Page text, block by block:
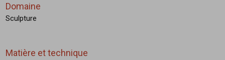
Domaine
Sculpture
Matière et technique